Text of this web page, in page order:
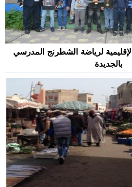
لرياضة الشطرنج المدرسي
بالجديدة